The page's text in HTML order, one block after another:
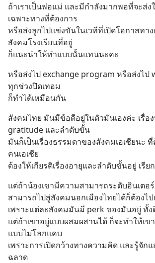
ถ้าเราเป็นพ่อแม่ และมีกำลังมากพอที่จะส่ง
เฉพาะทางที่ต้องการ
หรือส่งลูกไปแข่งขันในเวทีที่เปิดโอกาสทา
สังคมโรงเรียนที่อยู่
ก็แนะนำให้ทำแบบนั้นแทนนะคะ
หรือส่งไป exchange program หรือส่งไป
ทุกช่วงปิดเทอม
ก็ทำได้เหมือนกัน
สังคมไทย มันมีข้อดีอยู่ในตัวมันเองค่ะ เรื่อ
gratitude และลำดับขั้น
มันก็เป็นเรื่องธรรมดาของสังคมเอเชียนะ
คนเอเชีย
ต้องให้เกียรติเรื่องอายุและลำดับขั้นอยู่ เรีย
แต่ถ้าน้องเขามีความสามารถระดับอินเตอร์
สามารถไปสู่สังคมนอกเมืองไทยได้ก็ต้องไป
เพราะแต่ละสังคมมันมี perk ของมันอยู่ ทั้
แต่ถ้าเขาอยู่แบบผสมผสานได้ ก็จะทำให้เข
แบบไม่โลกแคบ
เพราะการเปิดกว้างทางความคิด และรู้จั
ฉลาด